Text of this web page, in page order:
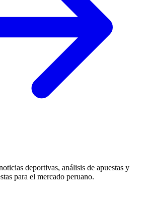
deportivas, análisis de apuestas y
para el mercado peruano.